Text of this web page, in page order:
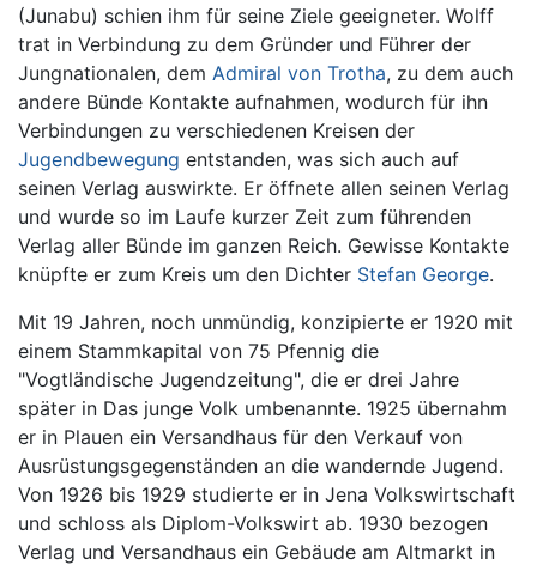
(Junabu) schien ihm für seine Ziele geeigneter. Wolff
trat in Verbindung zu dem Gründer und Führer der
Jungnationalen, dem Admiral von Trotha, zu dem auch
andere Bünde Kontakte aufnahmen, wodurch für ihn
Verbindungen zu verschiedenen Kreisen der
Jugendbewegung entstanden, was sich auch auf
seinen Verlag auswirkte. Er öffnete allen seinen Verlag
und wurde so im Laufe kurzer Zeit zum führenden
Verlag aller Bünde im ganzen Reich. Gewisse Kontakte
knüpfte er zum Kreis um den Dichter Stefan George.
Mit 19 Jahren, noch unmündig, konzipierte er 1920 mit
einem Stammkapital von 75 Pfennig die
"Vogtländische Jugendzeitung", die er drei Jahre
später in Das junge Volk umbenannte. 1925 übernahm
er in Plauen ein Versandhaus für den Verkauf von
Ausrüstungsgegenständen an die wandernde Jugend.
Von 1926 bis 1929 studierte er in Jena Volkswirtschaft
und schloss als Diplom-Volkswirt ab. 1930 bezogen
Verlag und Versandhaus ein Gebäude am Altmarkt in